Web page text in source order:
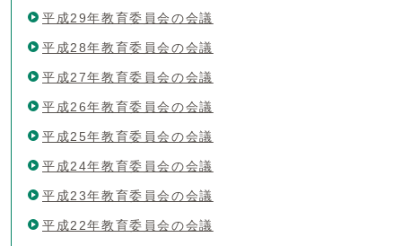
平成29年教育委員会の会議
平成28年教育委員会の会議
平成27年教育委員会の会議
平成26年教育委員会の会議
平成25年教育委員会の会議
平成24年教育委員会の会議
平成23年教育委員会の会議
平成22年教育委員会の会議